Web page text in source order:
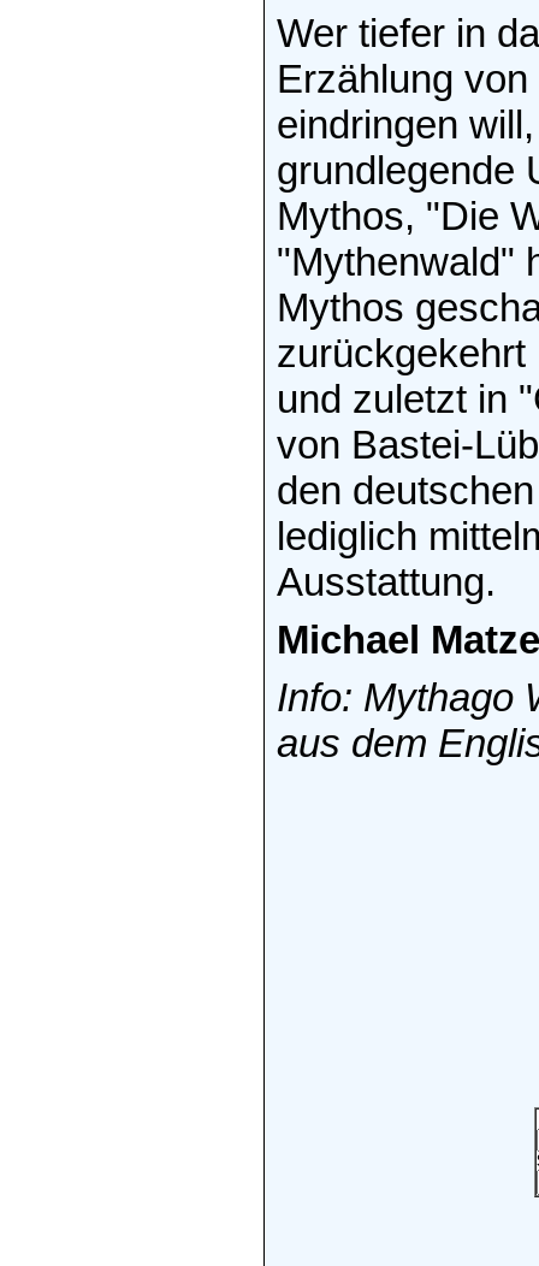
Wer tiefer in
Erzählung
eindringen
grundlegende
Mythos, "Die
"Mythenwald"
Mythos
und zuletzt in
von Bastei-
den
lediglich
Ausstattung.
Michael
Info: Mythago
aus dem